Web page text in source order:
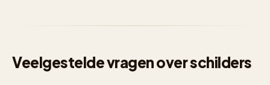
Veelgestelde vragen over schilders